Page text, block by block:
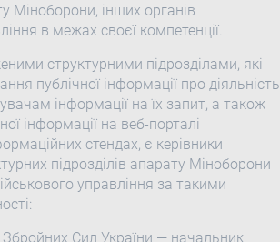
Міноборони, інших органів
в межах своєї компетенції.
структурними підрозділами, які
публічної інформації про діяльність
інформації на їх запит, а також
інформації на веб-порталі
стендах, є керівники
підрозділів апарату Міноборони
управління за такими
Збройних Сил України — начальник